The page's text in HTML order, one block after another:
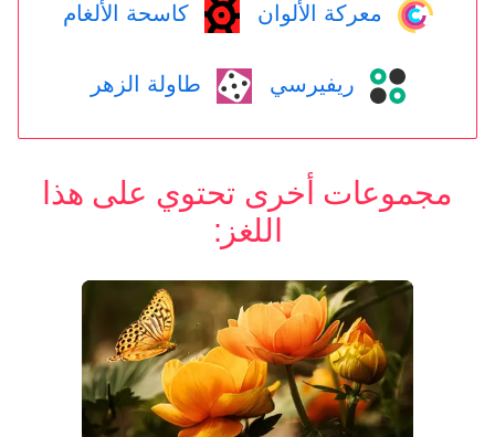
معركة الألوان كاسحة الألغام
ريفيرسي طاولة الزهر
مجموعات أخرى تحتوي على هذا
اللغز: